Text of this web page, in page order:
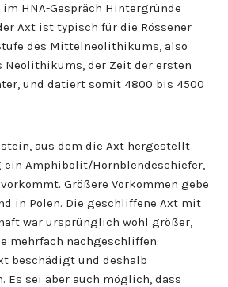
im HNA-Gespräch Hintergründe
Axt ist typisch für die Rössener
des Mittelneolithikums, also
Neolithikums, der Zeit der ersten
und datiert somit 4800 bis 4500
aus dem die Axt hergestellt
ein Amphibolit/Hornblendeschiefer,
Größere Vorkommen gebe
in Polen. Die geschliffene Axt mit
war ursprünglich wohl größer,
mehrfach nachgeschliffen.
beschädigt und deshalb
Es sei aber auch möglich, dass